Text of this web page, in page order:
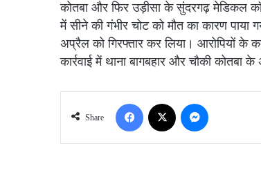
कोतबा और फिर उड़ीसा के सुंदरगढ़ मेडिकल
में सीने की गंभीर चोट को मौत का कारण पाया
अप्रैल को गिरफ्तार कर लिया। आरोपियों के
कार्रवाई में थाना बागबहार और चौकी कोतबा
Share
Facebook